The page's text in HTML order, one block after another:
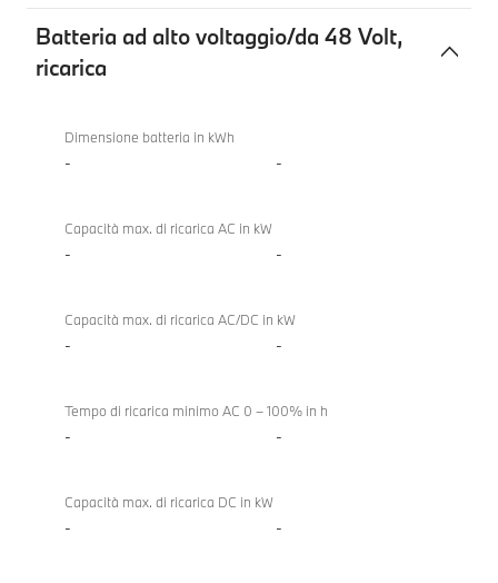
Batteria ad alto voltaggio/da 48 Volt,
ricarica
Volt,
ricarica
840d
xDrive
Dimensione batteria in kWh
- -
Capacità max. di ricarica AC in kW
- -
Capacità max. di ricarica AC/DC in kW
- -
Tempo di ricarica minimo AC 0 – 100% in h
- -
Capacità max. di ricarica DC in kW
- -